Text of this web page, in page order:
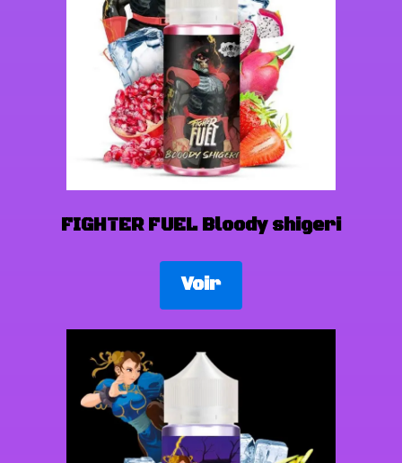
FIGHTER FUEL Bloody shigeri
Voir